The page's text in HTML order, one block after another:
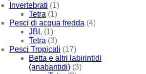
Invertebrati (1)
Tetra (1)
Pesci di acqua fredda (4)
JBL (1)
Tetra (3)
Pesci Tropicali (17)
Betta e altri labirintidi
(anabantidi) (3)